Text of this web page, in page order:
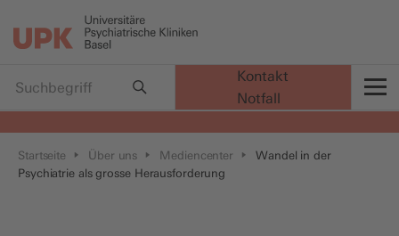
Startseite Über uns Mediencenter
Wandel in der
Psychiatrie als grosse Herausforderung
Kontakt
Notfall